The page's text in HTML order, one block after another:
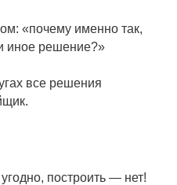
«почему именно так,
иное решение?»
все решения
построить — нет!